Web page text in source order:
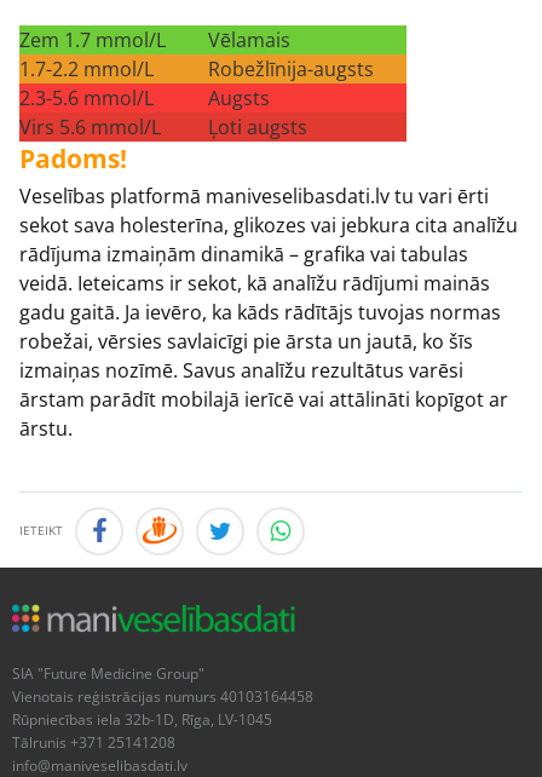
Zem 1.7 mmol/L
Vēlamais
1.7-2.2 mmol/L
Robežlīnija-augsts
2.3-5.6 mmol/L
Augsts
Virs 5.6 mmol/L
Ļoti augsts
Padoms!
Veselības platformā maniveselibasdati.lv tu vari ērti
sekot sava holesterīna, glikozes vai jebkura cita analīžu
rādījuma izmaiņām dinamikā – grafika vai tabulas
veidā. Ieteicams ir sekot, kā analīžu rādījumi mainās
gadu gaitā. Ja ievēro, ka kāds rādītājs tuvojas normas
robežai, vērsies savlaicīgi pie ārsta un jautā, ko šīs
izmaiņas nozīmē. Savus analīžu rezultātus varēsi
ārstam parādīt mobilajā ierīcē vai attālināti kopīgot ar
ārstu.
IETEIKT
SIA "Future Medicine Group"
Vienotais reģistrācijas numurs 40103164458
Rūpniecības iela 32b-1D, Rīga, LV-1045
Tālrunis +371 25141208
info@maniveselibasdati.lv